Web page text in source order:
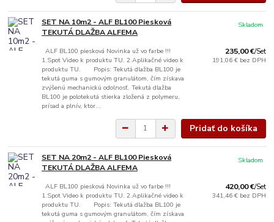
SET NA 10m2 - ALF BL100 Piesková
TEKUTÁ DLAŽBA ALFEMA
ALF BL100 piesková Novinka už vo farbe !!!
1.Spot Video k produktu TU. 2.Aplikačné video k
produktu TU. Popis: Tekutá dlažba BL100 je
tekutá guma s gumovým granulátom, čím získava
zvýšenú mechanickú odolnosť. Tekutá dlažba
BL100 je polotekutá stierka zložená z polymeru,
prísad a plnív, ktor...
235,00 €/Set
191,06 € bez DPH
Skladom
Pridať do košíka
SET NA 20m2 - ALF BL100 Piesková
TEKUTÁ DLAŽBA ALFEMA
ALF BL100 piesková Novinka už vo farbe !!!
1.Spot Video k produktu TU. 2.Aplikačné video k
produktu TU. Popis: Tekutá dlažba BL100 je
tekutá guma s gumovým granulátom, čím získava
420,00 €/Set
341,46 € bez DPH
Skladom